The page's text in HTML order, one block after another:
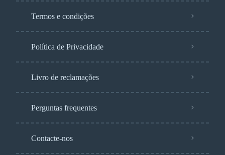
Termos e condições
Política de Privacidade
Livro de reclamações
Perguntas frequentes
Contacte-nos